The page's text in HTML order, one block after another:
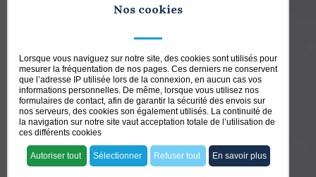
Nos cookies
Lorsque vous naviguez sur notre site, des cookies sont utilisés pour
mesurer la fréquentation de nos pages. Ces derniers ne conservent
que l’adresse IP utilisée lors de la connexion, en aucun cas vos
informations personnelles. De même, lorsque vous utilisez nos
formulaires de contact, afin de garantir la sécurité des envois sur
nos serveurs, des cookies son également utilisés. La continuité de
la navigation sur notre site vaut acceptation totale de l’utilisation de
ces différents cookies
Autoriser tout Sélectionner Refuser tout En savoir plus